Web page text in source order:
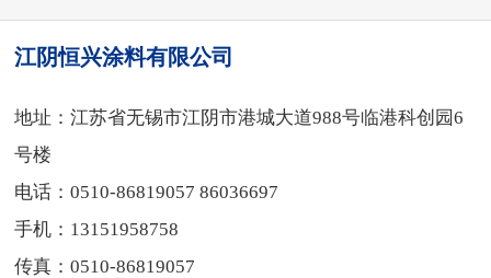
江阴恒兴涂料有限公司
地址：江苏省无锡市江阴市港城大道988号临港科创园6
号楼
电话：0510-86819057 86036697
手机：13151958758
传真：0510-86819057